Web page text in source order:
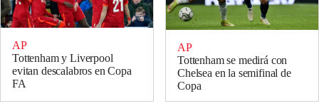
AP
Tottenham y Liverpool
evitan descalabros en Copa
FA
AP
Tottenham se medirá con
Chelsea en la semifinal de
Copa